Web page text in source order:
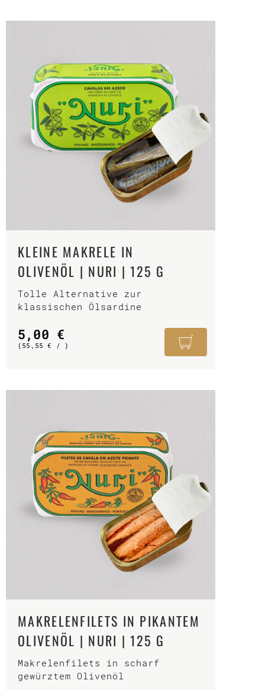
KLEINE MAKRELE IN
OLIVENÖL | NURI | 125 G
Tolle Alternative zur
klassischen Ölsardine
5,00 €
( 55,55€ / )
MAKRELENFILETS IN PIKANTEM
OLIVENÖL | NURI | 125 G
Makrelenfilets in scharf
gewürztem Olivenöl